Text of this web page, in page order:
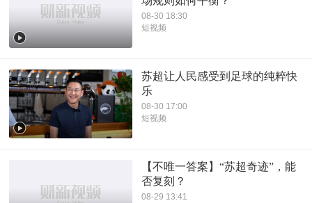
08-30 18:30
短视频
苏超让人民感受到足球的纯粹快
乐
08-30 17:00
短视频
【不唯一答案】“苏超奇迹”，能
否复刻？
08-29 13:41